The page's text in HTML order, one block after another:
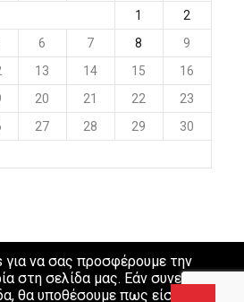
1
2
6 7 8
9
13 14 15
16
20 21 22
23
27 28 29
30
για να σας προσφέρουμε την
στη σελίδα μας. Εάν συνεχίσετε να
θα υποθέσουμε πως είστε